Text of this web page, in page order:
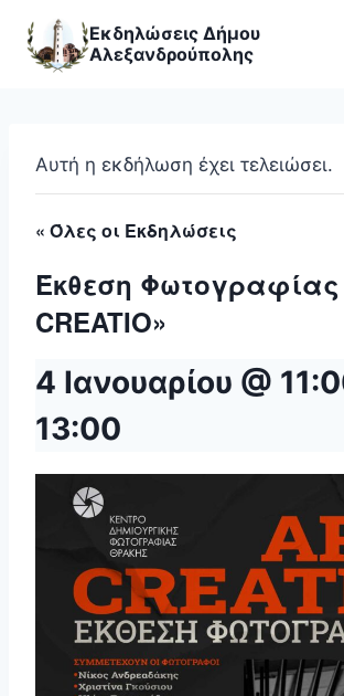
content
Εκδηλώσεις Δήμου
Αλεξανδρούπολης
Αυτή η εκδήλωση έχει τελειώσει.
« Όλες οι Εκδηλώσεις
Έκθεση Φωτογραφίας
CREATIO»
4 Ιανουαρίου @
13:00